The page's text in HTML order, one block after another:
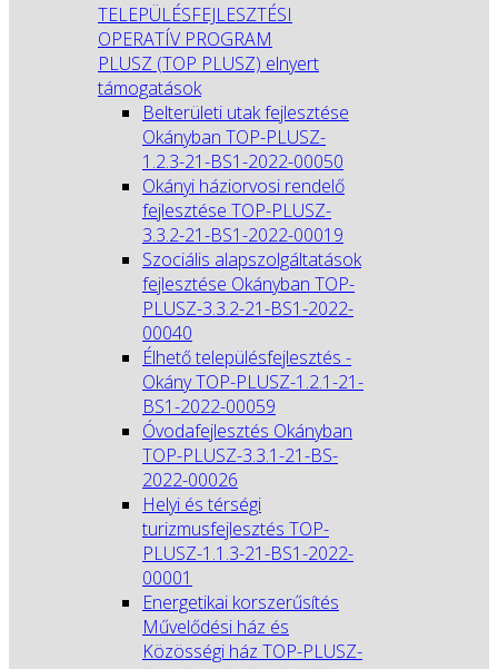
TELEPÜLÉSFEJLESZTÉSI
OPERATÍV PROGRAM
PLUSZ (TOP PLUSZ) elnyert
támogatások
Belterületi utak fejlesztése
Okányban TOP-PLUSZ-
1.2.3-21-BS1-2022-00050
Okányi háziorvosi rendelő
fejlesztése TOP-PLUSZ-
3.3.2-21-BS1-2022-00019
Szociális alapszolgáltatások
fejlesztése Okányban TOP-
PLUSZ-3.3.2-21-BS1-2022-
00040
Élhető településfejlesztés -
Okány TOP-PLUSZ-1.2.1-21-
BS1-2022-00059
Óvodafejlesztés Okányban
TOP-PLUSZ-3.3.1-21-BS-
2022-00026
Helyi és térségi
turizmusfejlesztés TOP-
PLUSZ-1.1.3-21-BS1-2022-
00001
Energetikai korszerűsítés
Művelődési ház és
Közösségi ház TOP-PLUSZ-